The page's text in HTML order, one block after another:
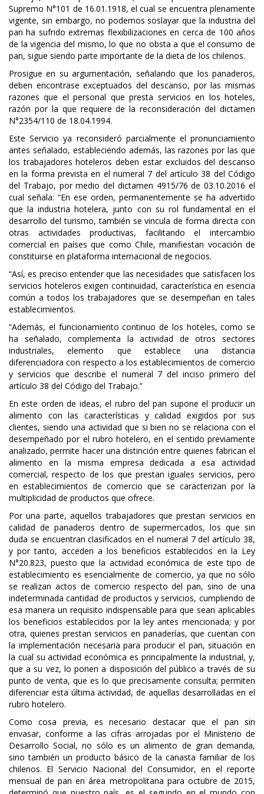
Supremo N°101 de 16.01.1918, el cual se encuentra plenamente
vigente, sin embargo, no podemos soslayar que la industria del
pan ha sufrido extremas flexibilizaciones en cerca de 100 años
de la vigencia del mismo, lo que no obsta a que el consumo de
pan, sigue siendo parte importante de la dieta de los chilenos.
Prosigue en su argumentación, señalando que los panaderos,
deben encontrase exceptuados del descanso, por las mismas
razones que el personal que presta servicios en los hoteles,
razón por la que requiere de la reconsideración del dictamen
N°2354/110 de 18.04.1994.
Este Servicio ya reconsideró parcialmente el pronunciamiento
antes señalado, estableciendo además, las razones por las que
los trabajadores hoteleros deben estar excluidos del descanso
en la forma prevista en el numeral 7 del artículo 38 del Código
del Trabajo, por medio del dictamen 4915/76 de 03.10.2016 el
cual señala: “En ese orden, permanentemente se ha advertido
que la industria hotelera, junto con su rol fundamental en el
desarrollo del turismo, también se vincula de forma directa con
otras actividades productivas, facilitando el intercambio
comercial en países que como Chile, manifiestan vocación de
constituirse en plataforma internacional de negocios.
“Así, es preciso entender que las necesidades que satisfacen los
servicios hoteleros exigen continuidad, característica en esencia
común a todos los trabajadores que se desempeñan en tales
establecimientos.
“Además, el funcionamiento continuo de los hoteles, como se
ha señalado, complementa la actividad de otros sectores
industriales, elemento que establece una distancia
diferenciadora con respecto a los establecimientos de comercio
y servicios que describe el numeral 7 del inciso primero del
artículo 38 del Código del Trabajo.”
En este orden de ideas, el rubro del pan supone el producir un
alimento con las características y calidad exigidos por sus
clientes, siendo una actividad que si bien no se relaciona con el
desempeñado por el rubro hotelero, en el sentido previamente
analizado, permite hacer una distinción entre quienes fabrican el
alimento en la misma empresa dedicada a esa actividad
comercial, respecto de los que prestan iguales servicios, pero
en establecimientos de comercio que se caracterizan por la
multiplicidad de productos que ofrece.
Por una parte, aquellos trabajadores que prestan servicios en
calidad de panaderos dentro de supermercados, los que sin
duda se encuentran clasificados en el numeral 7 del artículo 38,
y por tanto, acceden a los beneficios establecidos en la Ley
N°20.823, puesto que la actividad económica de este tipo de
establecimiento es esencialmente de comercio, ya que no sólo
se realizan actos de comercio respecto del pan, sino de una
indeterminada cantidad de productos y servicios, cumpliendo de
esa manera un requisito indispensable para que sean aplicables
los beneficios establecidos por la ley antes mencionada; y por
otra, quienes prestan servicios en panaderías, que cuentan con
la implementación necesaria para producir el pan, situación en
la cual su actividad económica es principalmente la industrial, y,
que a su vez, lo ponen a disposición del público a través de su
punto de venta, que es lo que precisamente consulta; permiten
diferenciar esta última actividad, de aquellas desarrolladas en el
rubro hotelero.
Como cosa previa, es necesario destacar que el pan sin
envasar, conforme a las cifras arrojadas por el Ministerio de
Desarrollo Social, no sólo es un alimento de gran demanda,
sino también un producto básico de la canasta familiar de los
chilenos. El Servicio Nacional del Consumidor, en el reporte
mensual de pan en área metropolitana para octubre de 2015,